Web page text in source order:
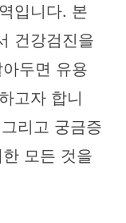
입니다. 본
건강검진을
두면 유용
고자 합니
리고 궁금증
모든 것을